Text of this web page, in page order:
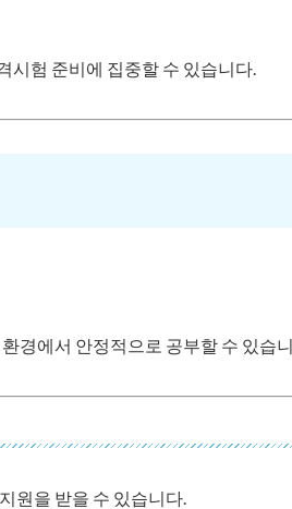
시험 준비에 집중할 수 있습니다.
경에서 안정적으로 공부할 수 있습
원을 받을 수 있습니다.